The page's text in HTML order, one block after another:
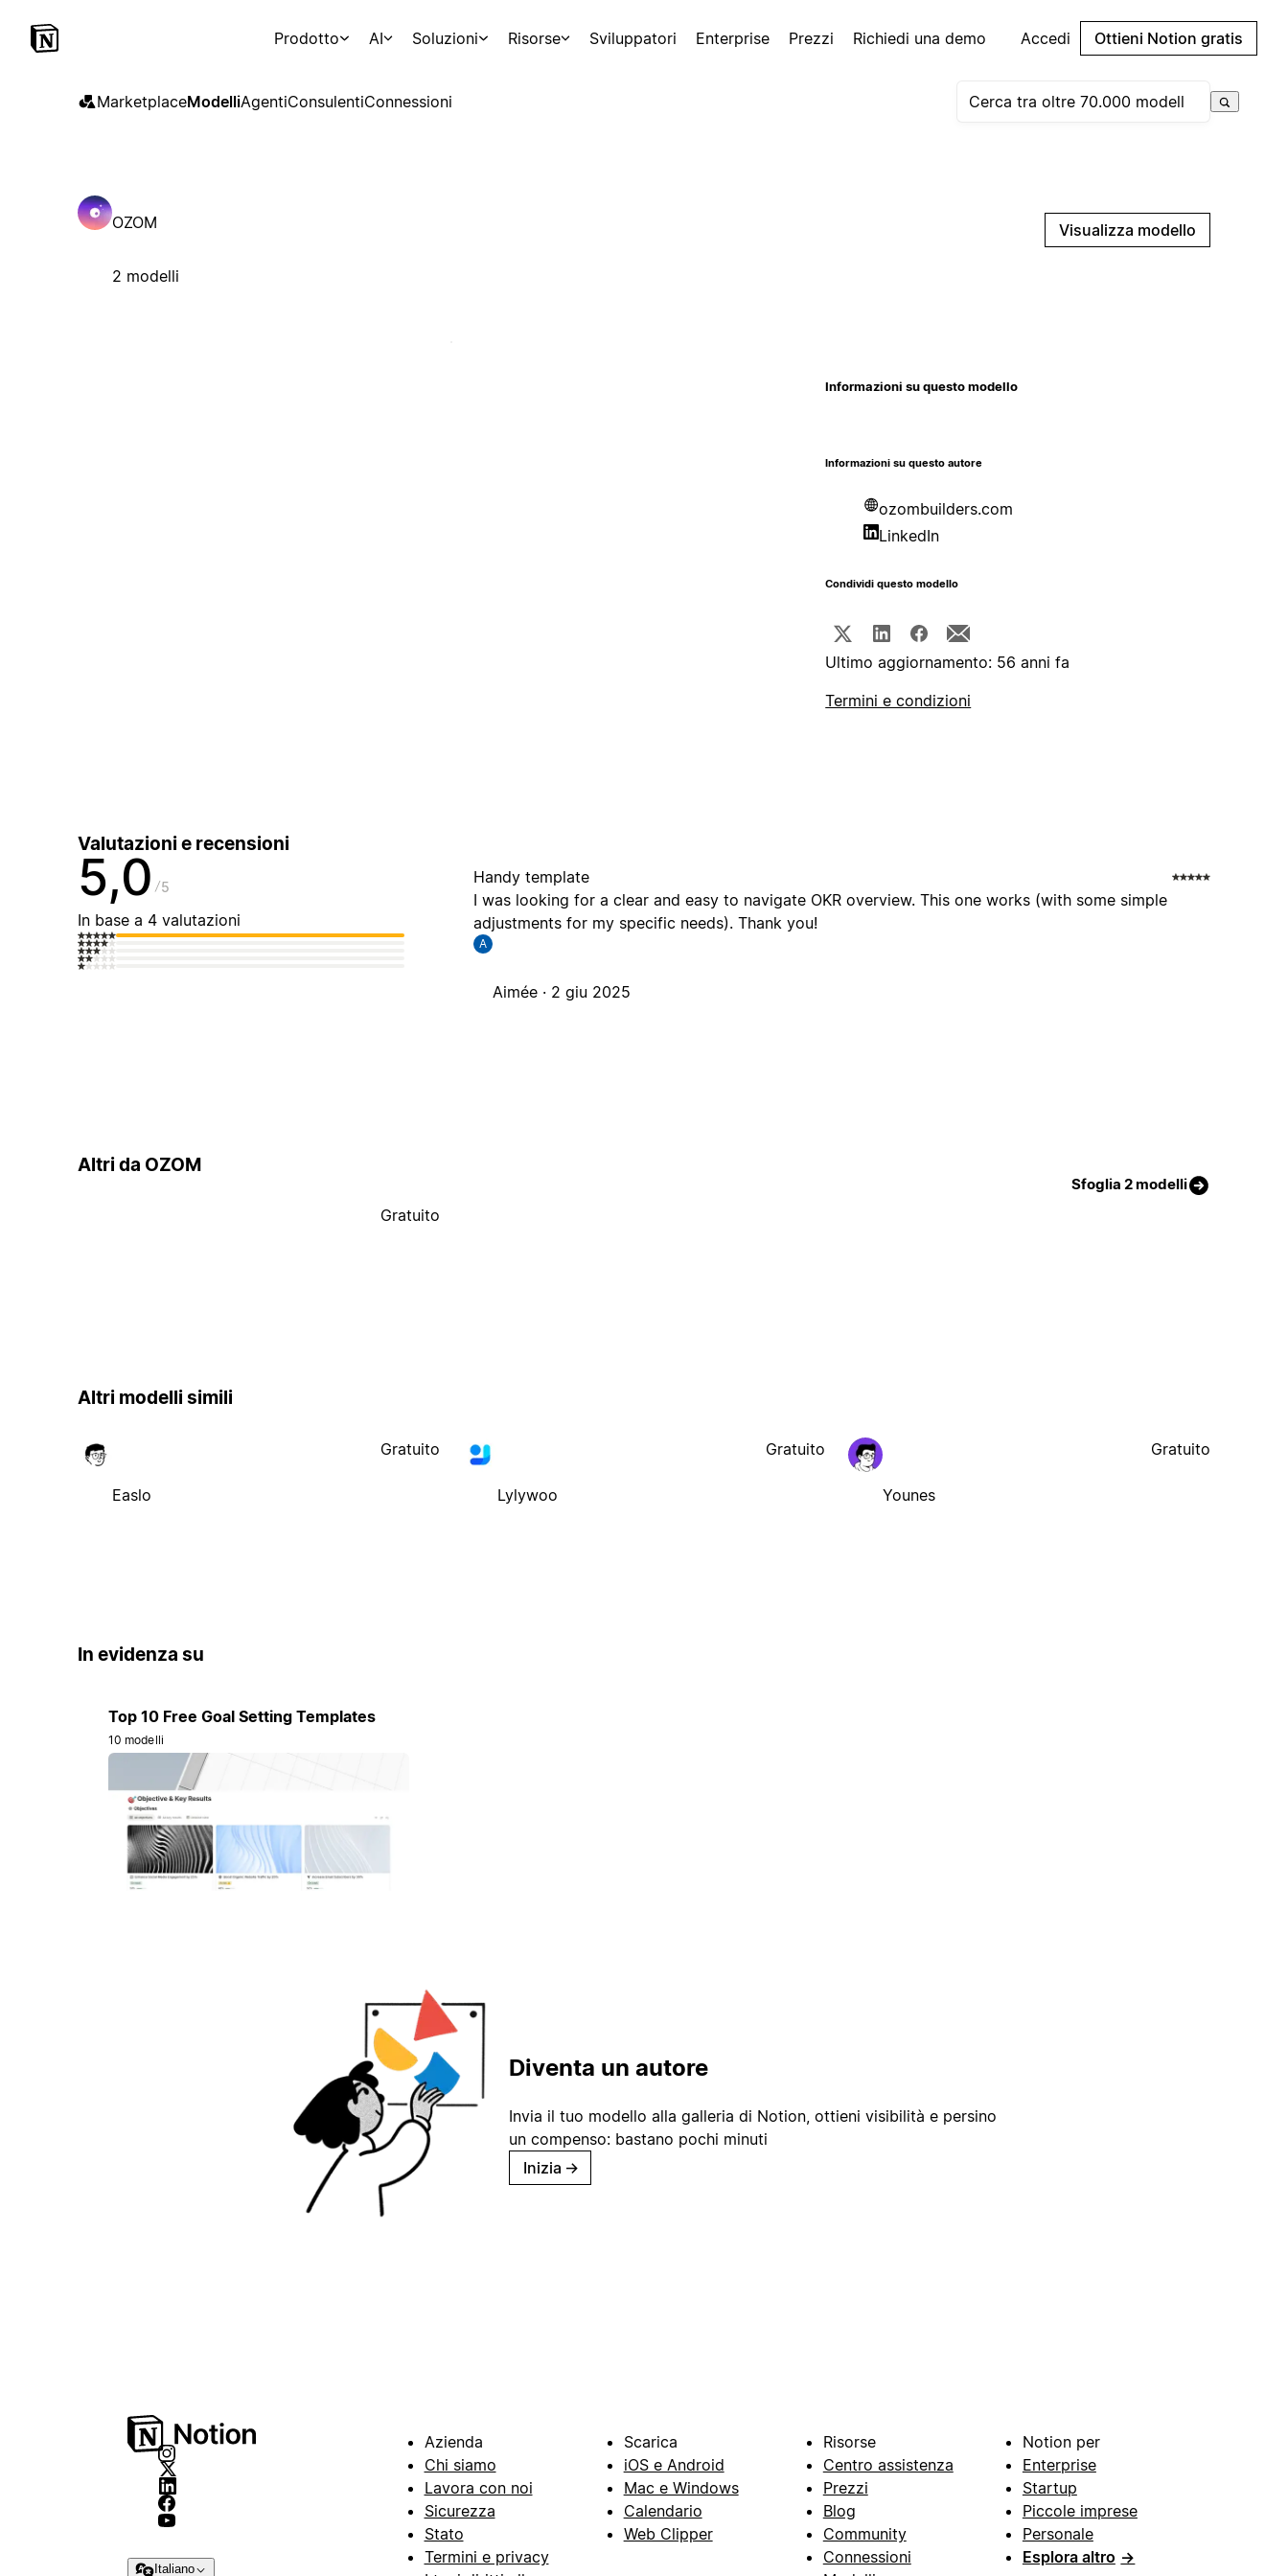
Prodotto AI Soluzioni Risorse Sviluppatori Enterprise Prezzi Richiedi una demo Accedi Ottieni Notion gratis
MarketplaceModelliAgentiConsulentiConnessioni
OZOM
2 modelli
Visualizza modello
Informazioni su questo modello
Informazioni su questo autore
ozombuilders.com
LinkedIn
Condividi questo modello
Ultimo aggiornamento: 56 anni fa
Termini e condizioni
Valutazioni e recensioni
5,0 5
In base a 4 valutazioni
Handy template
I was looking for a clear and easy to navigate OKR overview. This one works (with some simple
adjustments for my specific needs). Thank you!
A
Aimée · 2 giu 2025
Altri da OZOM
Sfoglia 2 modelli
Gratuito
Altri modelli simili
Easlo
Gratuito
Lylywoo
Gratuito
Younes
Gratuito
In evidenza su
Top 10 Free Goal Setting Templates
10 modelli
Diventa un autore
Invia il tuo modello alla galleria di Notion, ottieni visibilità e persino
un compenso: bastano pochi minuti
Inizia →
Italiano
Azienda
Chi siamo
Lavora con noi
Sicurezza
Stato
Termini e privacy
Scarica
iOS e Android
Mac e Windows
Calendario
Web Clipper
Risorse
Centro assistenza
Prezzi
Blog
Community
Connessioni
Notion per
Enterprise
Startup
Piccole imprese
Personale
Esplora altro →